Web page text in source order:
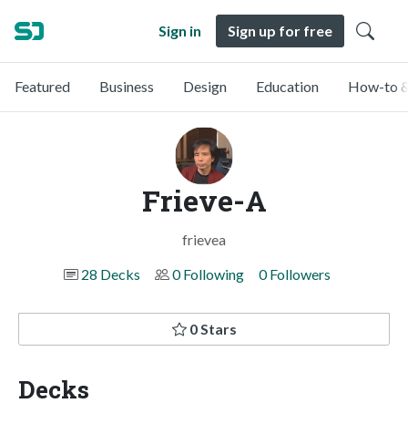
Sign in Sign up for free
Featured Business Design Education How-to
Frieve-A
frievea
28 Decks
0 Following 0 Followers
0 Stars
Decks